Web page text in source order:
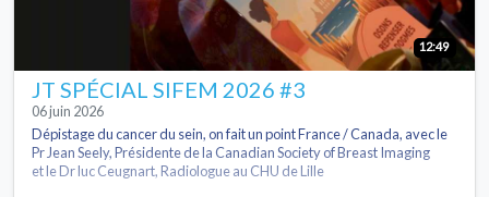
12:49
JT SPÉCIAL SIFEM 2026 #3
06 juin 2026
Dépistage du cancer du sein, on fait un point France / Canada, avec le
Pr Jean Seely, Présidente de la Canadian Society of Breast Imaging
et le Dr luc Ceugnart, Radiologue au CHU de Lille